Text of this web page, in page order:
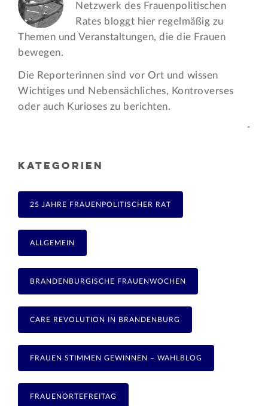
Netzwerk des Frauen­politischen
Rates bloggt hier regelmäßig zu
Themen und Veran­staltungen, die die Frauen
bewegen.
Die Reporterinnen sind vor Ort und wissen
Wichtiges und Nebensächliches, Kontroverses
oder auch Kurioses zu berichten.
-
KATEGORIEN
25 JAHRE FRAUENPOLITISCHER RAT
ALLGEMEIN
BRANDENBURGISCHE FRAUENWOCHEN
CARE REVOLUTION IN BRANDENBURG
FRAUEN STIMMEN GEWINNEN – WAHLBLOG
FRAUENORTEFREITAG